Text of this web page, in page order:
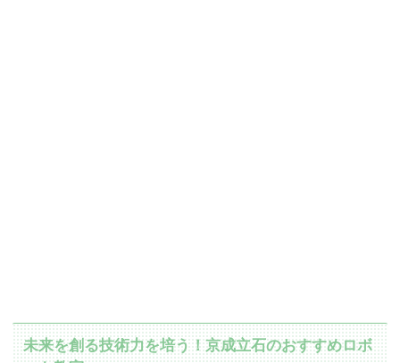
未来を創る技術力を培う！京成立石のおすすめロボ